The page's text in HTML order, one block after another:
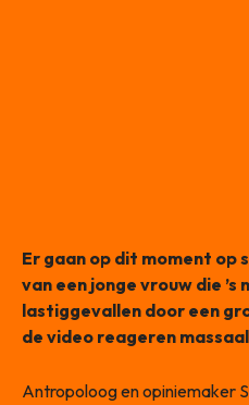
Er gaan op dit moment op
van een jonge vrouw die
lastiggevallen door een
de video reageren
Antropoloog en opiniemaker